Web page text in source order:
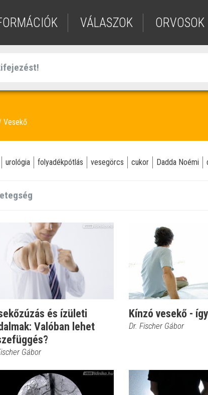
VÁLASZOK ORVOSOK
Vesekő
urológia folyadékpótlás vesegörcs cukor Dadda Noémi
és ízületi
Valóban lehet
Gábor
Kínzó vesekő -
Dr. Fischer Gábor